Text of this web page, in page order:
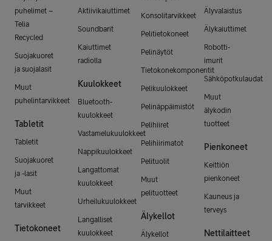
puhelimet –
Telia
Recycled
Suojakuoret
ja suojalasit
Muut
puhelintarvikkeet
Tabletit
Tabletit
Suojakuoret
ja -lasit
Muut
tarvikkeet
Tietokoneet
Aktiivikaiuttimet
Soundbarit
Kaiuttimet
radiolla
Kuulokkeet
Bluetooth-
kuulokkeet
Vastamelukuulokkeet
Nappikuulokkeet
Langattomat
kuulokkeet
Urheilukuulokkeet
Langalliset
kuulokkeet
Konsolitarvikkeet
Pelitietokoneet
Pelinäytöt
Tietokonekomponentit
Pelikuulokkeet
Pelinäppäimistöt
Pelihiiret
Pelihiirimatot
Pelituolit
Muut
pelituotteet
Älykellot
Älykellot
Älyvalaistus
Älykaiuttimet
Robotti-
imurit
Sähköpotkulaudat
Muut
älykodin
tuotteet
Pienkoneet
Keittiön
pienkoneet
Kauneus ja
terveys
Nettilaitteet